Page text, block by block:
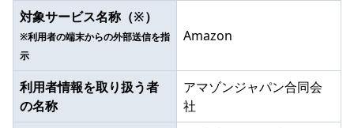
対象サービス名称（※）
※利用者の端末からの外部送信を指
示
Amazon
利用者情報を取り扱う者
の名称
アマゾンジャパン合同会
社